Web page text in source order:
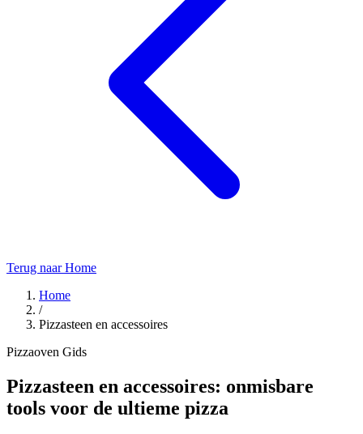
Terug naar Home
Home
/
Pizzasteen en accessoires
Pizzaoven Gids
Pizzasteen en accessoires: onmisbare
tools voor de ultieme pizza